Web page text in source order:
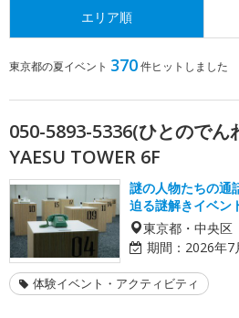
エリア順
東京都の夏イベント 370件ヒットしました
050-5893-5336(ひとのでん
YAESU TOWER 6F
謎の人物たちの通
迫る謎解きイベン
東京都・中央区
期間： 2026年7
体験イベント・アクティビティ